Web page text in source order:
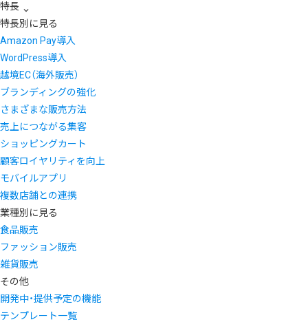
特長
特長別に見る
Amazon Pay導入
WordPress導入
越境EC（海外販売）
ブランディングの強化
さまざまな販売方法
売上につながる集客
ショッピングカート
顧客ロイヤリティを向上
モバイルアプリ
複数店舗との連携
業種別に見る
食品販売
ファッション販売
雑貨販売
その他
開発中・提供予定の機能
テンプレート一覧